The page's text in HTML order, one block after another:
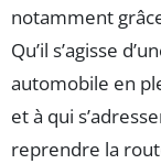
notamment
Qu’il s’agisse
automobile en
et à qui
reprendre la